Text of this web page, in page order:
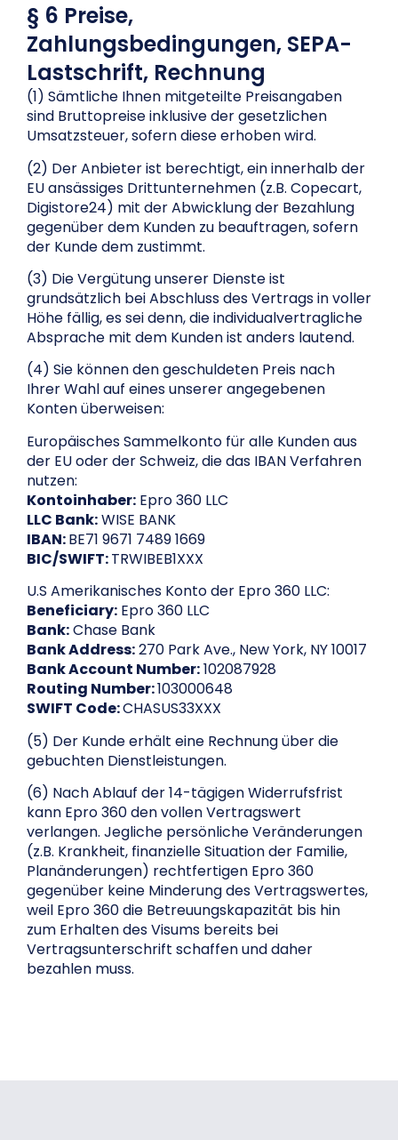
§ 6 Preise,
Zahlungsbedingungen, SEPA-
Lastschrift, Rechnung
(1) Sämtliche Ihnen mitgeteilte Preisangaben
sind Bruttopreise inklusive der gesetzlichen
Umsatzsteuer, sofern diese erhoben wird.
(2) Der Anbieter ist berechtigt, ein innerhalb der
EU ansässiges Drittunternehmen (z.B. Copecart,
Digistore24) mit der Abwicklung der Bezahlung
gegenüber dem Kunden zu beauftragen, sofern
der Kunde dem zustimmt.
(3) Die Vergütung unserer Dienste ist
grundsätzlich bei Abschluss des Vertrags in voller
Höhe fällig, es sei denn, die individualvertragliche
Absprache mit dem Kunden ist anders lautend.
(4) Sie können den geschuldeten Preis nach
Ihrer Wahl auf eines unserer angegebenen
Konten überweisen:
Europäisches Sammelkonto für alle Kunden aus
der EU oder der Schweiz, die das IBAN Verfahren
nutzen:
Kontoinhaber: Epro 360 LLC
LLC Bank:WISE BANK
IBAN:BE71 9671 7489 1669
BIC/SWIFT:TRWIBEB1XXX
U.S Amerikanisches Konto der Epro 360 LLC:
Beneficiary: Epro 360 LLC
Bank:Chase Bank
Bank Address:270 Park Ave., New York, NY 10017
Bank Account Number:102087928
Routing Number:103000648
SWIFT Code:CHASUS33XXX
(5) Der Kunde erhält eine Rechnung über die
gebuchten Dienstleistungen.
(6) Nach Ablauf der 14-tägigen Widerrufsfrist
kann Epro 360 den vollen Vertragswert
verlangen. Jegliche persönliche Veränderungen
(z.B. Krankheit, finanzielle Situation der Familie,
Planänderungen) rechtfertigen Epro 360
gegenüber keine Minderung des Vertragswertes,
weil Epro 360 die Betreuungskapazität bis hin
zum Erhalten des Visums bereits bei
Vertragsunterschrift schaffen und daher
bezahlen muss.